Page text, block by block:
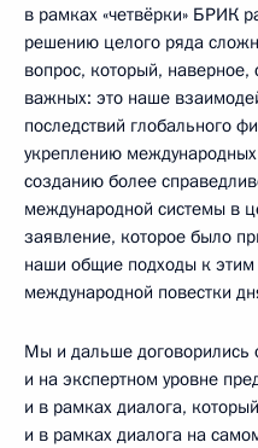
в рамках «четвёрки» БРИК
решению целого ряда
вопрос, который,
важных: это наше
последствий глобального
укреплению международных
созданию более
международной системы в
заявление, которое было
наши общие подходы к
международной повестки
Мы и дальше договорились
и на экспертном уровне
и в рамках диалога,
и в рамках диалога на